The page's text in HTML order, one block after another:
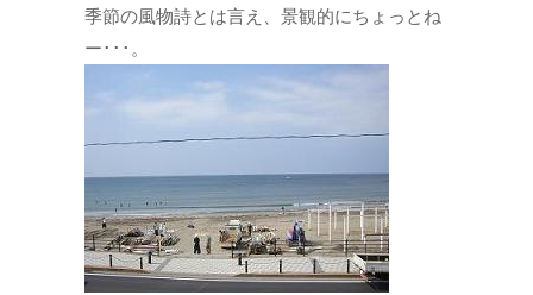
季節の風物詩とは言え、景観的にちょっとね
ー･･･。